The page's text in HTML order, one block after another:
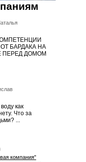
БАРДАКА НА
ПЕРЕД ДОМОМ
как
Что за
...
компания"